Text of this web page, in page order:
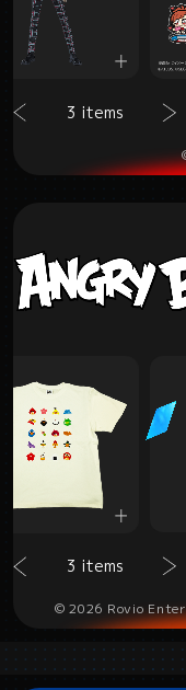
3 items
3 items
© 2026 Rovio